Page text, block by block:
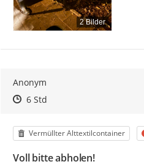
2 Bilder
Anonym
Zeitpunkt des Erstellens
Zeitpunkt des Erstellens
6 StdZur Äußerung
Kategorie
Vermüllter Alttextilcontainer
Voll bitte abholen!